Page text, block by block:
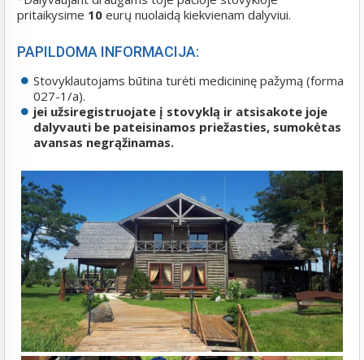
pritaikysime 10 eurų nuolaidą kiekvienam dalyviui.
PAPILDOMA INFORMACIJA:
Stovyklautojams būtina turėti medicininę pažymą (forma
027-1/a).
jei užsiregistruojate į stovyklą ir atsisakote joje
dalyvauti be pateisinamos priežasties, sumokėtas
avansas negrąžinamas.